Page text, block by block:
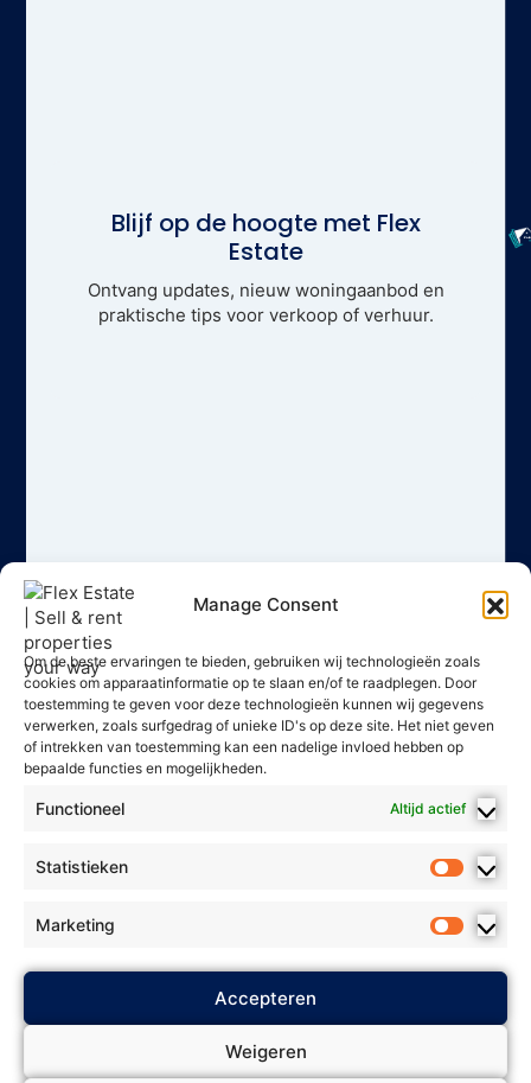
Manage Consent
Om de beste ervaringen te bieden, gebruiken wij technologieën zoals
cookies om apparaatinformatie op te slaan en/of te raadplegen. Door
toestemming te geven voor deze technologieën kunnen wij gegevens
verwerken, zoals surfgedrag of unieke ID's op deze site. Het niet geven
of intrekken van toestemming kan een nadelige invloed hebben op
bepaalde functies en mogelijkheden.
Functioneel Altijd actief
Statistieken
Marketing
Accepteren
Weigeren
Blijf op de hoogte met Flex
Estate
Ontvang updates, nieuw woningaanbod en
praktische tips voor verkoop of verhuur.
2025 Flex Estate - Alle rechten
Privacybeleid
Algemene voorwaarden* *
Biedingsbeleid